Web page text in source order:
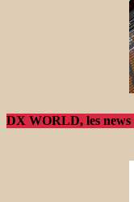
DX WORLD, les news